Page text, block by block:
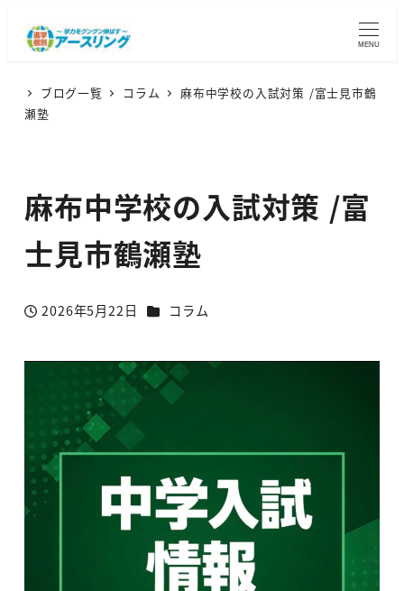
MENU
ブログ一覧 コラム
麻布中学校の入試対策 /富士見市鶴
瀬塾
麻布中学校の入試対策 /富
士見市鶴瀬塾
投稿日
2026年5月22日 カテゴリー
コラム